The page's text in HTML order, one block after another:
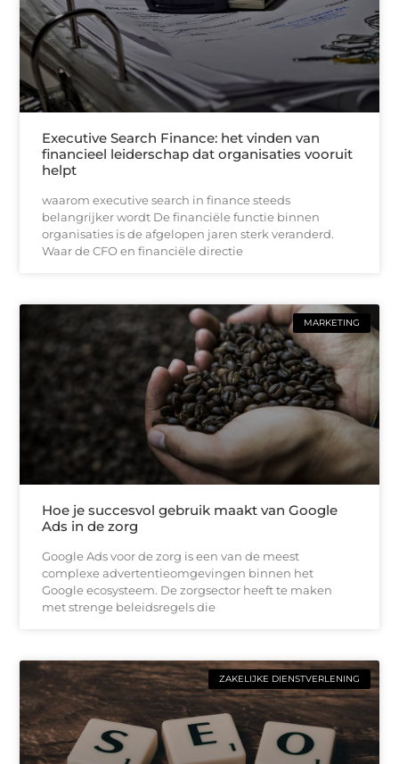
Executive Search Finance: het vinden van
financieel leiderschap dat organisaties vooruit
helpt
waarom executive search in finance steeds
belangrijker wordt De financiële functie binnen
organisaties is de afgelopen jaren sterk veranderd.
Waar de CFO en financiële directie
MARKETING
Hoe je succesvol gebruik maakt van Google
Ads in de zorg
Google Ads voor de zorg is een van de meest
complexe advertentieomgevingen binnen het
Google ecosysteem. De zorgsector heeft te maken
met strenge beleidsregels die
ZAKELIJKE DIENSTVERLENING